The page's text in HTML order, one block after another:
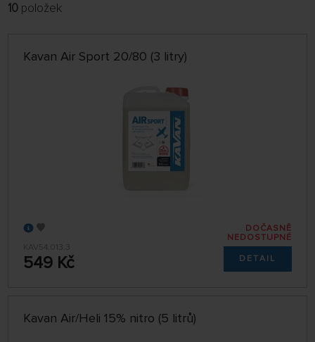
POBOČKA
NEJPRODÁVANĚJŠÍ
32 NA STRÁNCE
10 položek
Kavan Air Sport 20/80 (3 litry)
KAV54.013.3
549 Kč
DOČASNĚ
NEDOSTUPNÉ
DETAIL
Kavan Air/Heli 15% nitro (5 litrů)